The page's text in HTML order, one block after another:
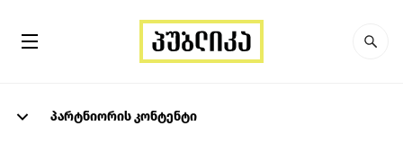
პარტნიორის კონტენტი